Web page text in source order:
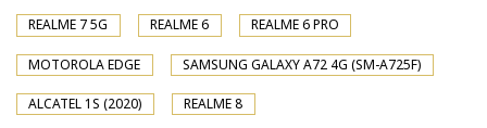
REALME 7 5G REALME 6 REALME 6 PRO
MOTOROLA EDGE SAMSUNG GALAXY A72 4G (SM-A725F)
ALCATEL 1S (2020) REALME 8